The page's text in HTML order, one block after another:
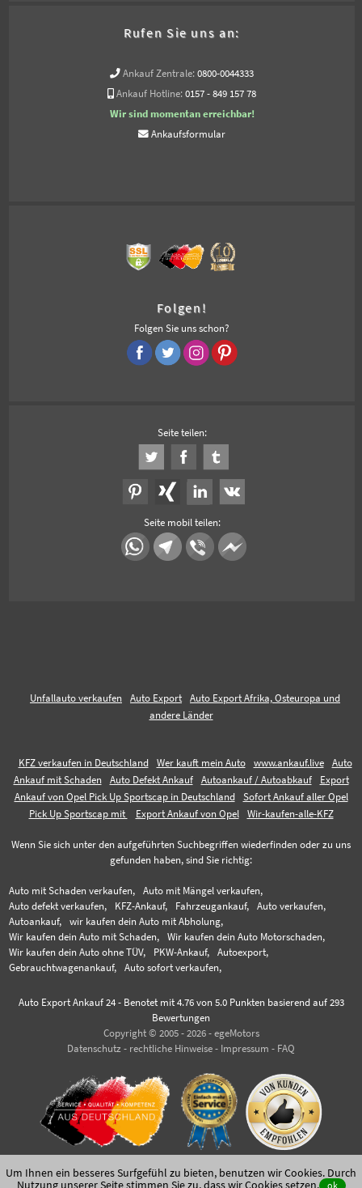
Rufen Sie uns an:
Ankauf Zentrale: 0800-0044333
Ankauf Hotline: 0157 - 849 157 78
Wir sind momentan erreichbar!
Ankaufsformular
Folgen!
Folgen Sie uns schon?
Seite teilen:
Seite mobil teilen:
Unfallauto verkaufen Auto Export
Auto Export Afrika, Osteuropa und
andere Länder
KFZ verkaufen in Deutschland Wer kauft mein Auto www.ankauf.live
Auto
Ankauf mit Schaden
Auto Defekt Ankauf Autoankauf / Autoabkauf
Export
Ankauf von Opel Pick Up Sportscap in Deutschland
Sofort Ankauf aller Opel
Pick Up Sportscap mit
Export Ankauf von Opel Wir-kaufen-alle-KFZ
Wenn Sie sich unter den aufgeführten Suchbegriffen wiederfinden oder zu uns
gefunden haben, sind Sie richtig:
Auto mit Schaden verkaufen,
Auto mit Mängel verkaufen,
Auto defekt verkaufen,
KFZ-Ankauf, Fahrzeugankauf,
Auto verkaufen,
Autoankauf,
wir kaufen dein Auto mit Abholung,
Wir kaufen dein Auto mit Schaden,
Wir kaufen dein Auto Motorschaden,
Wir kaufen dein Auto ohne TÜV,
PKW-Ankauf,
Autoexport,
Gebrauchtwagenankauf,
Auto sofort verkaufen,
Auto Export Ankauf 24- Benotet mit 4.76von 5.0 Punkten basierend auf 293
Bewertungen
Copyright © 2005 - 2026 - egeMotors
Datenschutz - rechtliche Hinweise - Impressum - FAQ
Um Ihnen ein besseres Surfgefühl zu bieten, benutzen wir Cookies. Durch
Nutzung unserer Seite stimmen Sie zu,dass wir Cookies setzen. ok